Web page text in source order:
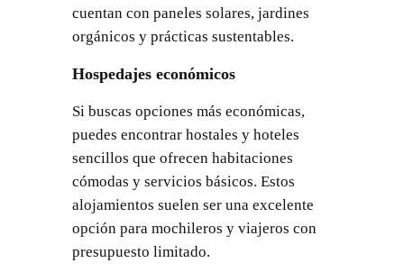
cuentan con paneles solares, jardines
orgánicos y prácticas sustentables.
Hospedajes económicos
Si buscas opciones más económicas,
puedes encontrar hostales y hoteles
sencillos que ofrecen habitaciones
cómodas y servicios básicos. Estos
alojamientos suelen ser una excelente
opción para mochileros y viajeros con
presupuesto limitado.